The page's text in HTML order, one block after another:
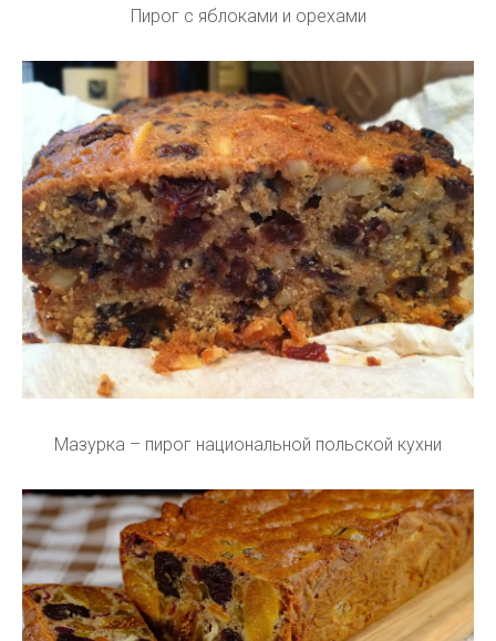
Пирог с яблоками и орехами
Мазурка – пирог национальной польской кухни